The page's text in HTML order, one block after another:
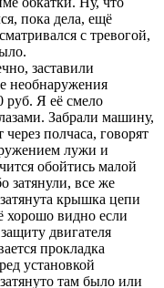
пока дела, ещё
с тревогой,
заставили
необнаружения
руб. Я её смело
Забрали машину,
полчаса, говорят
лужи и
обойтись малой
затянули, все же
крышка цепи
хорошо видно если
двигателя
прокладка
установкой
там было или